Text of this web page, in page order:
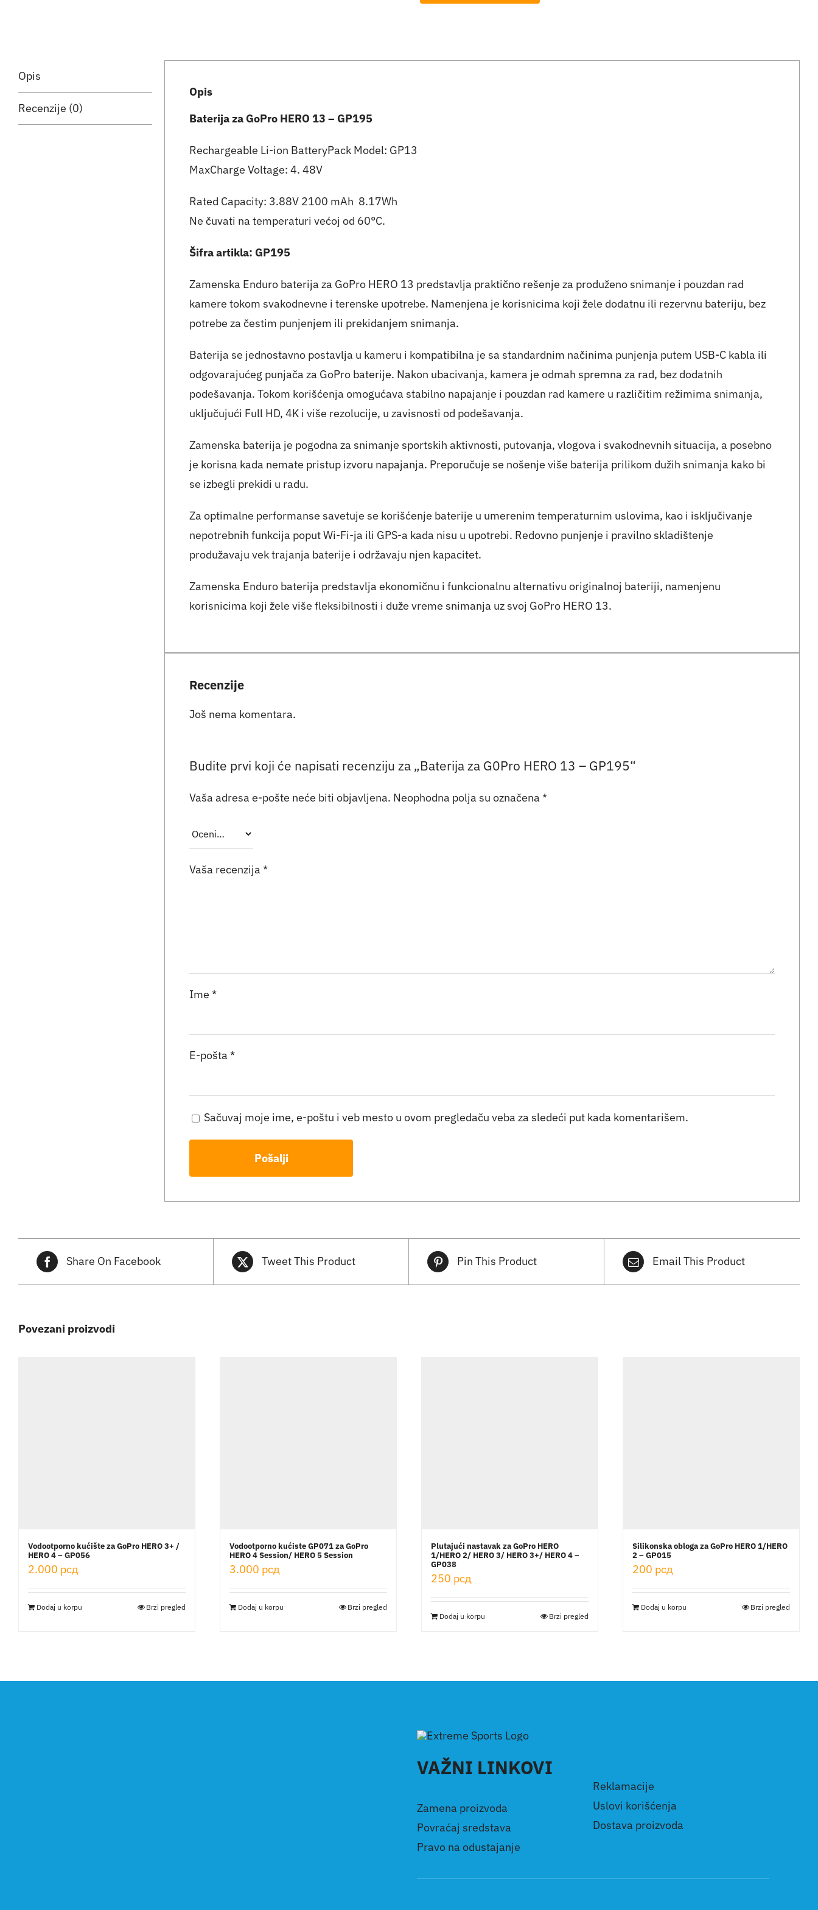
Opis
Recenzije (0)
Opis
Baterija za GoPro HERO 13 – GP195
Rechargeable Li-ion BatteryPack Model: GP13
MaxCharge Voltage: 4. 48V
Rated Capacity: 3.88V 2100 mAh 8.17Wh
Ne čuvati na temperaturi većoj od 60°C.
Šifra artikla: GP195
Zamenska Enduro baterija za GoPro HERO 13 predstavlja praktično rešenje za produženo snimanje i pouzdan rad
kamere tokom svakodnevne i terenske upotrebe. Namenjena je korisnicima koji žele dodatnu ili rezervnu bateriju, bez
potrebe za čestim punjenjem ili prekidanjem snimanja.
Baterija se jednostavno postavlja u kameru i kompatibilna je sa standardnim načinima punjenja putem USB-C kabla ili
odgovarajućeg punjača za GoPro baterije. Nakon ubacivanja, kamera je odmah spremna za rad, bez dodatnih
podešavanja. Tokom korišćenja omogućava stabilno napajanje i pouzdan rad kamere u različitim režimima snimanja,
uključujući Full HD, 4K i više rezolucije, u zavisnosti od podešavanja.
Zamenska baterija je pogodna za snimanje sportskih aktivnosti, putovanja, vlogova i svakodnevnih situacija, a posebno
je korisna kada nemate pristup izvoru napajanja. Preporučuje se nošenje više baterija prilikom dužih snimanja kako bi
se izbegli prekidi u radu.
Za optimalne performanse savetuje se korišćenje baterije u umerenim temperaturnim uslovima, kao i isključivanje
nepotrebnih funkcija poput Wi-Fi-ja ili GPS-a kada nisu u upotrebi. Redovno punjenje i pravilno skladištenje
produžavaju vek trajanja baterije i održavaju njen kapacitet.
Zamenska Enduro baterija predstavlja ekonomičnu i funkcionalnu alternativu originalnoj bateriji, namenjenu
korisnicima koji žele više fleksibilnosti i duže vreme snimanja uz svoj GoPro HERO 13.
Recenzije
Još nema komentara.
Budite prvi koji će napisati recenziju za „Baterija za G0Pro HERO 13 – GP195“
Vaša adresa e-pošte neće biti objavljena. Neophodna polja su označena *
Vaša recenzija *
Ime *
E-pošta *
Sačuvaj moje ime, e-poštu i veb mesto u ovom pregledaču veba za sledeći put kada komentarišem.
Share On Facebook Tweet This Product Pin This Product Email This Product
Povezani proizvodi
Vodootporno kućište za GoPro HERO 3+ /
HERO 4 – GP056
2.000 рсд
Dodaj u korpu Brzi pregled
Vodootporno kućiste GP071 za GoPro
HERO 4 Session/ HERO 5 Session
3.000 рсд
Dodaj u korpu Brzi pregled
Plutajući nastavak za GoPro HERO
1/HERO 2/ HERO 3/ HERO 3+/ HERO 4 –
GP038
250 рсд
Dodaj u korpu Brzi pregled
Silikonska obloga za GoPro HERO 1/HERO
2 – GP015
200 рсд
Dodaj u korpu Brzi pregled
VAŽNI LINKOVI
Zamena proizvoda
Povraćaj sredstava
Pravo na odustajanje
Reklamacije
Uslovi korišćenja
Dostava proizvoda